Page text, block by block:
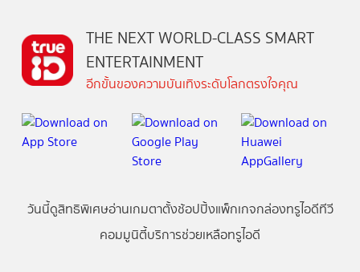
THE NEXT WORLD-CLASS SMART
ENTERTAINMENT
อีกขั้นของความบันเทิงระดับโลกตรงใจคุณ
วันนี้ดูสิทธิพิเศษอ่านเกมตาตั้งช้อปปิ้งแพ็กเกจกล่องทรูไอดีทีวี
คอมมูนิตี้บริการช่วยเหลือทรูไอดี